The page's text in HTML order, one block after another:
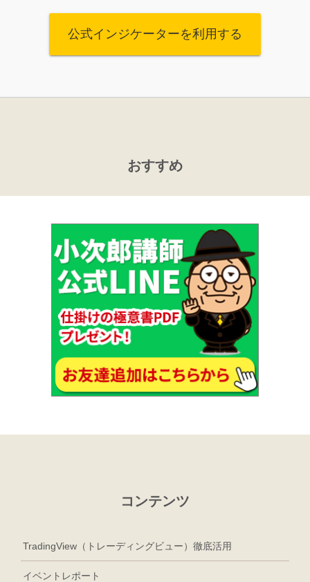
公式インジケーターを利用する
おすすめ
コンテンツ
TradingView（トレーディングビュー）徹底活用
イベントレポート